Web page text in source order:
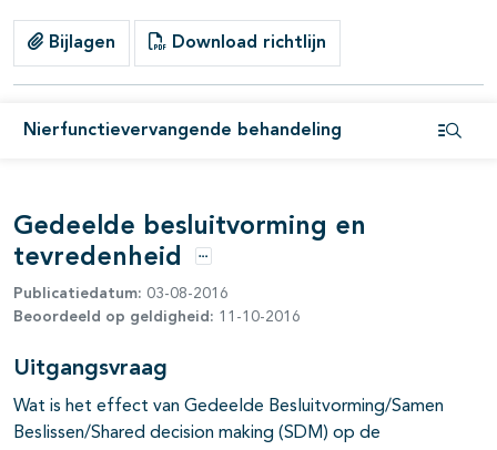
Bijlagen Download richtlijn
Nierfunctievervangende behandeling
Gedeelde besluitvorming en
tevredenheid
Opties
Publicatiedatum: 03-08-2016
Beoordeeld op geldigheid: 11-10-2016
Uitgangsvraag
Wat is het effect van Gedeelde Besluitvorming/Samen
Beslissen/Shared decision making (SDM) op de